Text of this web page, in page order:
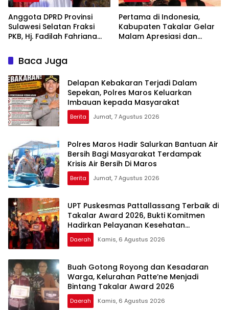
Anggota DPRD Provinsi
Sulawesi Selatan Fraksi
PKB, Hj. Fadilah Fahriana
Takalar Menyalakan
Lentera Pengabdian
Melalui Malam Apresiasi
dan Inovasi Award 2026
Pertama di Indonesia,
Kabupaten Takalar Gelar
Malam Apresiasi dan
Baca Juga
Delapan Kebakaran Terjadi Dalam
Sepekan, Polres Maros Keluarkan
Imbauan kepada Masyarakat
Berita Jumat, 7 Agustus 2026
Polres Maros Hadir Salurkan Bantuan Air
Bersih Bagi Masyarakat Terdampak
Krisis Air Bersih Di Maros
Berita Jumat, 7 Agustus 2026
UPT Puskesmas Pattallassang Terbaik di
Takalar Award 2026, Bukti Komitmen
Hadirkan Pelayanan Kesehatan
Berkualitas
Daerah Kamis, 6 Agustus 2026
Buah Gotong Royong dan Kesadaran
Warga, Kelurahan Patte’ne Menjadi
Bintang Takalar Award 2026
Daerah Kamis, 6 Agustus 2026